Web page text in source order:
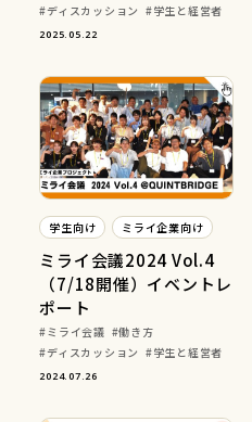
ディスカッション
学生と経営者
2025.05.22
学生向け ミライ企業向け
ミライ会議2024 Vol.4
（7/18開催）イベントレ
ポート
ミライ会議
働き方
ディスカッション
学生と経営者
2024.07.26